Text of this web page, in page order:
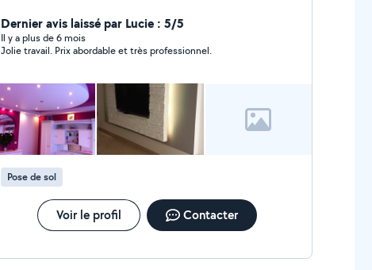
Dernier avis laissé par Lucie : 5/5
Il y a plus de 6 mois
Jolie travail. Prix abordable et très professionnel.
Pose de sol
Voir le profil Contacter